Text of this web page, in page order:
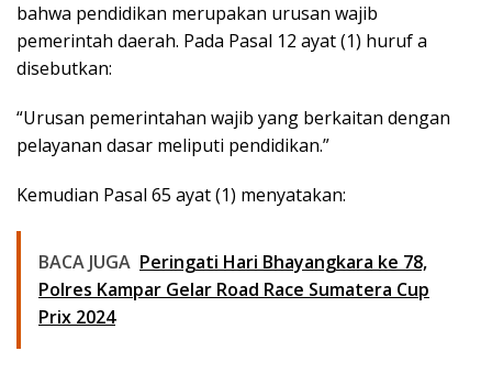
bahwa pendidikan merupakan urusan wajib
pemerintah daerah. Pada Pasal 12 ayat (1) huruf a
disebutkan:
“Urusan pemerintahan wajib yang berkaitan dengan
pelayanan dasar meliputi pendidikan.”
Kemudian Pasal 65 ayat (1) menyatakan:
BACA JUGA Peringati Hari Bhayangkara ke 78,
Polres Kampar Gelar Road Race Sumatera Cup
Prix 2024